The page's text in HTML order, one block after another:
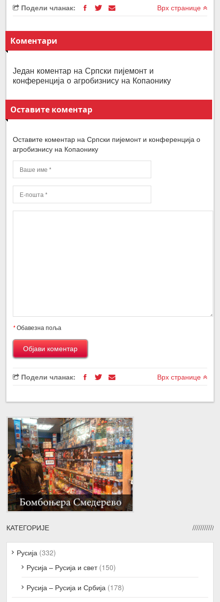
Подели чланак: Врх странице
Коментари
Један коментар на Српски пијемонт и
конференција о агробизнису на Копаонику
Оставите коментар
Оставите коментар на Српски пијемонт и конференција о
агробизнису на Копаонику
*Обавезна поља
Подели чланак: Врх странице
КАТЕГОРИЈЕ
Русија (332)
Русија – Русија и свет(150)
Русија – Русија и Србија (178)